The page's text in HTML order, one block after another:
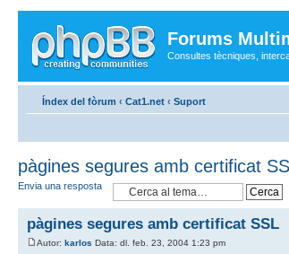
Forums
Consultes tècniques,
Índex del fòrum ‹ Cat1.net ‹ Suport
pàgines segures amb certificat
Envia una resposta
pàgines segures amb certificat SSL
Autor: karlos Data: dl. feb. 23, 2004 1:23 pm